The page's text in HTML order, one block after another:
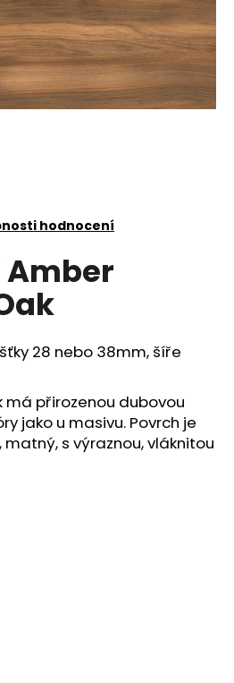
hodnocení
Amber
28 nebo 38mm, šíře
má přirozenou dubovou
jako u masivu. Povrch je
s výraznou, vláknitou